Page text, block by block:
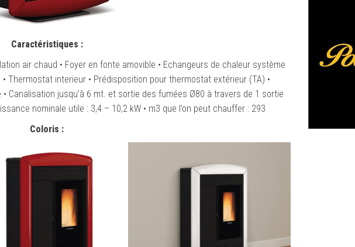
Caractéristiques :
air chaud • Foyer en fonte amovible • Echangeurs de chaleur système
Thermostat interieur • Prédisposition pour thermostat extérieur (TA) •
Canalisation jusqu’à 6 mt. et sortie des fumées Ø80 à travers de 1 sortie
nominale utile : 3,4 – 10,2 kW • m3 que l’on peut chauffer : 293
Coloris :